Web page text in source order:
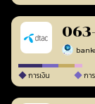
การเงิน กา